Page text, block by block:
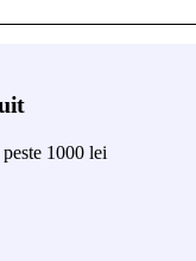
1000 lei